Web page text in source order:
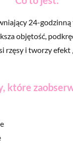
24-
objętość,
rzęsy i tworzy efekt
które